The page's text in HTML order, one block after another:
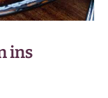
ins